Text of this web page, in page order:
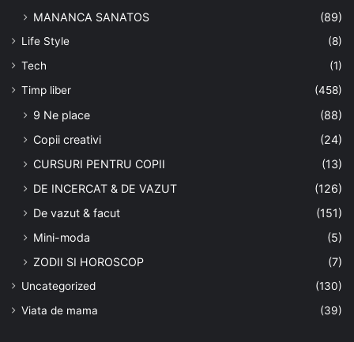
MANANCA SANATOS
(89)
Life Style
(8)
Tech
(1)
Timp liber
(458)
9 Ne place
(88)
Copii creativi
(24)
CURSURI PENTRU COPII
(13)
DE INCERCAT & DE VAZUT
(126)
De vazut & facut
(151)
Mini-moda
(5)
ZODII SI HOROSCOP
(7)
Uncategorized
(130)
Viata de mama
(39)